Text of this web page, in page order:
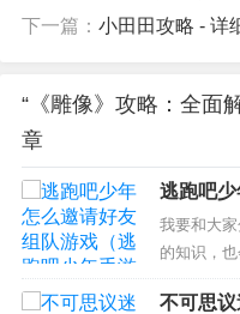
下一篇： 小田田攻略 - 详
“《雕像》攻略：全面
章
逃跑吧
吧少年
我要和大
的知识，
队，希望
1、逃跑吧
不可思